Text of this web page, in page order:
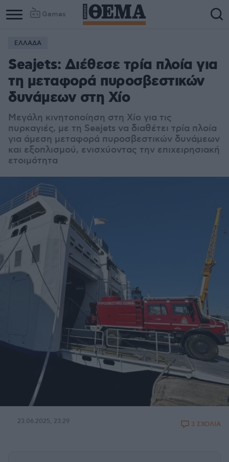
Games
ΕΛΛΑΔΑ
Seajets: Διέθεσε τρία πλοία για
τη μεταφορά πυροσβεστικών
δυνάμεων στη Χίο
Μεγάλη κινητοποίηση στη Χίο για τις
πυρκαγιές, με τη Seajets να διαθέτει τρία πλοία
για άμεση μεταφορά πυροσβεστικών δυνάμεων
και εξοπλισμού, ενισχύοντας την επιχειρησιακή
ετοιμότητα
23.06.2025, 23:29 3 ΣΧΟΛΙΑ